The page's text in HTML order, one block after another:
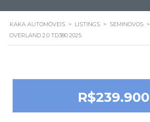
KAKA AUTOMÓVEIS > LISTINGS > SEMINOVOS >
OVERLAND 2.0 TD380 2025
R$239.900